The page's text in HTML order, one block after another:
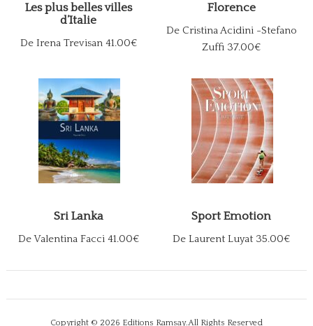
Les plus belles villes
d’Italie
De Irena Trevisan 41.00€
Florence
De Cristina Acidini -Stefano
Zuffi 37.00€
Sri Lanka
De Valentina Facci 41.00€
Sport Emotion
De Laurent Luyat 35.00€
Copyright © 2026 Editions Ramsay.All Rights Reserved